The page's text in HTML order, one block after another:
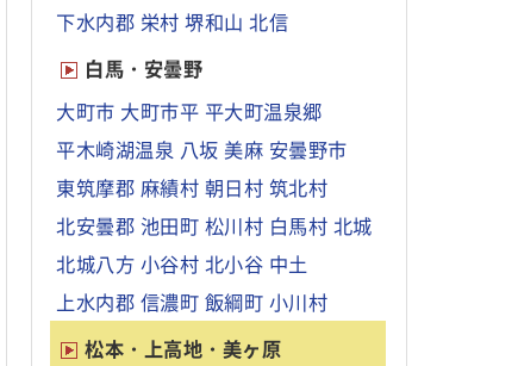
下水内郡 栄村 堺和山 北信
白馬・安曇野
大町市 大町市平 平大町温泉郷
平木崎湖温泉 八坂 美麻 安曇野市
東筑摩郡 麻績村 朝日村 筑北村
北安曇郡 池田町 松川村 白馬村 北城
北城八方 小谷村 北小谷 中土
上水内郡 信濃町 飯綱町 小川村
松本・上高地・美ヶ原